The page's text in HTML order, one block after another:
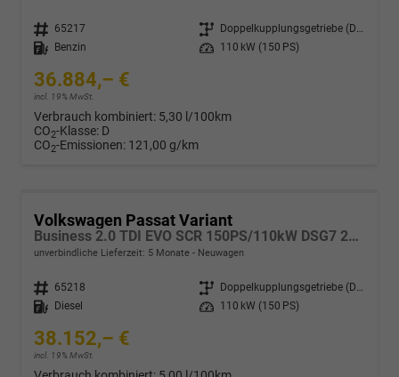
Fahrzeugnr. 65217 Getriebe
Doppelkupplungsgetriebe (DSG)
Kraftstoff
Benzin Leistung 110 kW (150 PS)
36.884,– €
incl. 19% MwSt.
Verbrauch kombiniert: 5,30 l/100km
CO2-Klasse: D
CO2-Emissionen: 121,00 g/km
Volkswagen Passat Variant
Business 2.0 TDI EVO SCR 150PS/110kW DSG7 2026
unverbindliche Lieferzeit: 5 Monate Neuwagen
Fahrzeugnr. 65218 Getriebe
Doppelkupplungsgetriebe (DSG)
Kraftstoff
Diesel Leistung 110 kW (150 PS)
38.152,– €
incl. 19% MwSt.